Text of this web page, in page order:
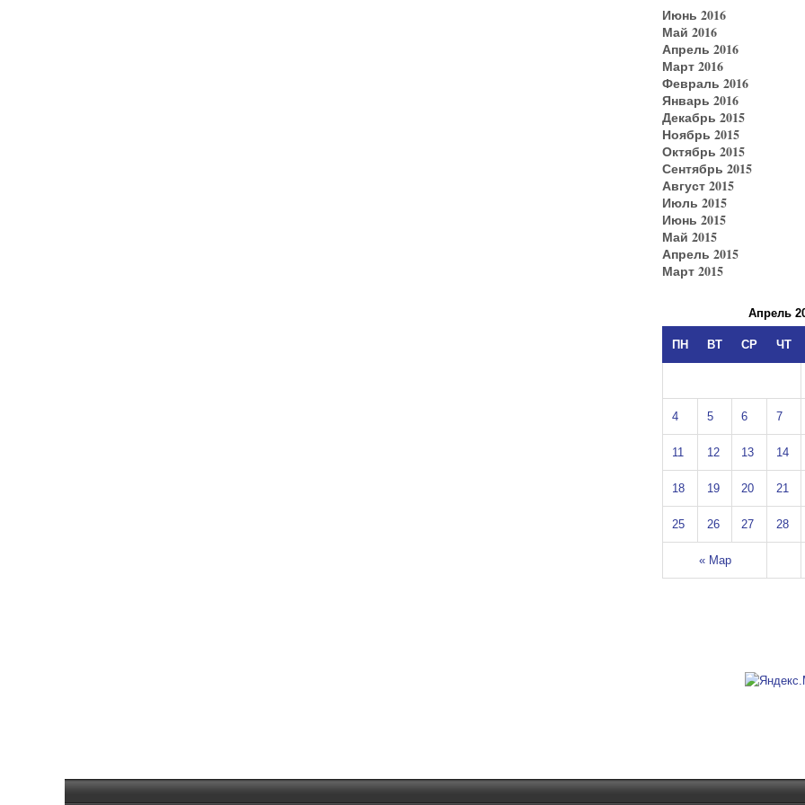
Июнь 2016
Май 2016
Апрель 2016
Март 2016
Февраль 2016
Январь 2016
Декабрь 2015
Ноябрь 2015
Октябрь 2015
Сентябрь 2015
Август 2015
Июль 2015
Июнь 2015
Май 2015
Апрель 2015
Март 2015
Апрель
ПН ВТ СР ЧТ
« Мар
4 5 6 7
11 12 13 14
18 19 20 21
25 26 27 28